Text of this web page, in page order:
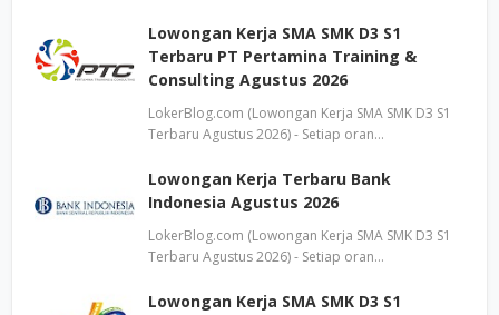
Lowongan Kerja SMA SMK D3 S1
Terbaru PT Pertamina Training &
Consulting Agustus 2026
LokerBlog.com (Lowongan Kerja SMA SMK D3 S1
Terbaru Agustus 2026) - Setiap oran…
Lowongan Kerja Terbaru Bank
Indonesia Agustus 2026
LokerBlog.com (Lowongan Kerja SMA SMK D3 S1
Terbaru Agustus 2026) - Setiap oran…
Lowongan Kerja SMA SMK D3 S1